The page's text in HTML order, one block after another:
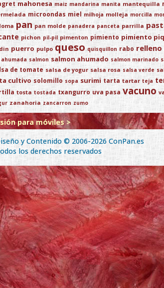
mahonesa maiz mandarina manita mantequilla
microondas miel milhoja molleja morcilla
pan pan molde panadera panceta parrilla
pichon pil-pil pimenton pimiento pimiento
puerro pulpo queso quisquillon rabo relleno
ahumada salmon salmon ahumado salmon marinado
de tomate salsa de yogur salsa rosa salsa verde
cultivo solomillo sopa surimi tarta tartar teja
tosta tostada txangurro uva pasa vacuno
zanahoria zancarron zumo
para móviles >
y Contenido © 2006-2026 ConPan.es
los derechos reservados